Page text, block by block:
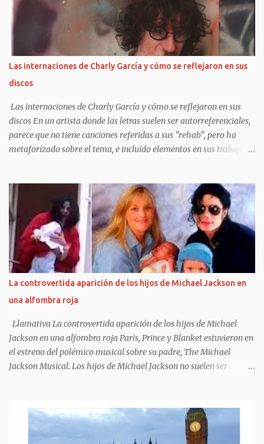
Las internaciones de Charly García y cómo se reflejaron en sus
discos
Las internaciones de Charly García y cómo se reflejaron en sus
discos En un artista donde las letras suelen ser autorreferenciales,
parece que no tiene canciones referidas a sus "rehab", pero ha
metaforizado sobre el tema, e incluido elementos en sus trabajos
charly-garcia-reflejaron-discos_0_UF5QsSfPYS.html Sergio Marchi
Hay cuentas que son imposibles de cerrar, sobre todo en materia
musical. Se pueden conocer o predecir algunos rasgos de las
personas según su historia clínica o su estado anímico. En cambio,
combinar una historia clínica con un resultado artístico es algo
más riesgoso . Cuando un músico sufre una crisis de índole médica
que requiere internación, no necesariamente eso repercute en su
salud artística, para bien o para mal. Sí, en cambio existe una clara
correlación entre grados excesivos de intoxicación alcohólica o
química sostenidos en el tiempo, y una obra artística que se dete...
La controvertida aparición de los hijos de Michael Jackson en
una alfombra roja
Llamativa La controvertida aparición de los hijos de Michael
Jackson en una alfombra roja Paris, Prince y Blanket estuvieron en
el estreno del polémico musical sobre su padre, The Michael
Jackson Musical. Los hijos de Michael Jackson no suelen ser
regla y el motivo estuvo rodeado de controversias. Los tres - Paris,
Prince y Blanket- dieron su presente en la función de avant
premiere de MJ: The Musical, en Broadway. Además, fiel a estos